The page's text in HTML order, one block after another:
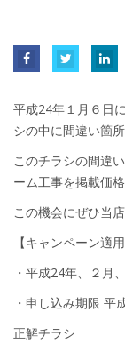
平成24年１月６日
シの中に間違い箇
このチラシの間違
ーム工事を掲載価
この機会にぜひ当
【キャンペーン適用
・平成24年、２月
・申し込み期限 平
正解チラシ